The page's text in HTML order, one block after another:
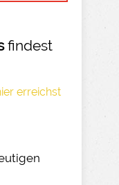
findest
erreichst